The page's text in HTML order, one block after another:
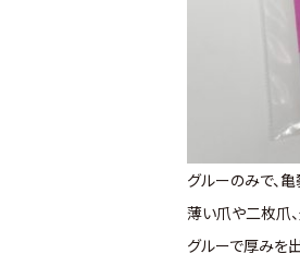
グルーのみで、
薄い爪や二枚爪
グルーで厚みを